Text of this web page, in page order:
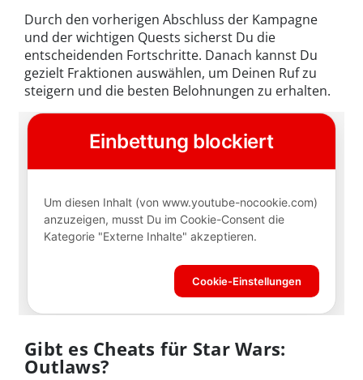
Durch den vorherigen Abschluss der Kampagne
und der wichtigen Quests sicherst Du die
entscheidenden Fortschritte. Danach kannst Du
gezielt Fraktionen auswählen, um Deinen Ruf zu
steigern und die besten Belohnungen zu erhalten.
Gibt es Cheats für Star Wars:
Outlaws?